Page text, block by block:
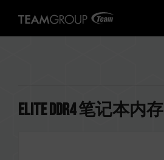
ELITE DDR4 笔记本内存